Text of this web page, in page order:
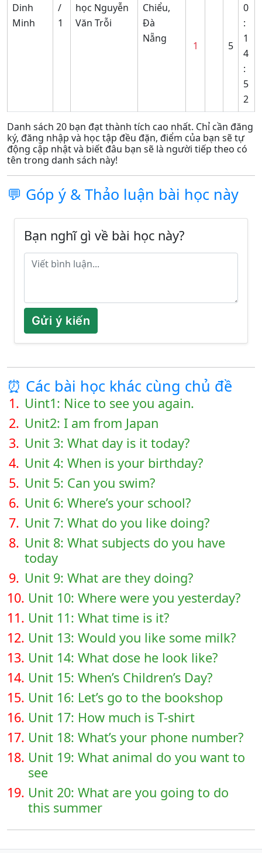
Dinh
Minh
/
1
học Nguyễn
Văn Trỗi
Chiểu,
Đà
Nẵng
1 5
0
:
1
4
:
5
2
Danh sách 20 bạn đạt thành tích cao nhất. Chỉ cần đăng
ký, đăng nhập và học tập đều đặn, điểm của bạn sẽ tự
động cập nhật và biết đâu bạn sẽ là người tiếp theo có
tên trong danh sách này!
💬 Góp ý & Thảo luận bài học này
Bạn nghĩ gì về bài học này?
Gửi ý kiến
⏰ Các bài học khác cùng chủ đề
1. Uint1: Nice to see you again.
2. Unit2: I am from Japan
3. Unit 3: What day is it today?
4. Unit 4: When is your birthday?
5. Unit 5: Can you swim?
6. Unit 6: Where’s your school?
7. Unit 7: What do you like doing?
8. Unit 8: What subjects do you have
today
9. Unit 9: What are they doing?
10. Unit 10: Where were you yesterday?
11. Unit 11: What time is it?
12. Unit 13: Would you like some milk?
13. Unit 14: What dose he look like?
14. Unit 15: When’s Children’s Day?
15. Unit 16: Let’s go to the bookshop
16. Unit 17: How much is T-shirt
17. Unit 18: What’s your phone number?
18. Unit 19: What animal do you want to
see
19. Unit 20: What are you going to do
this summer